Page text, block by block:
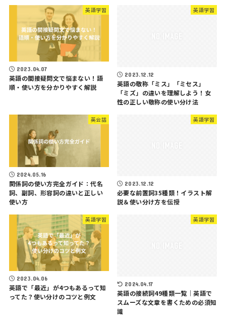
英語学習
2023.04.07
英語の間接疑問文で悩まない！語
順・使い方を分かりやすく解説
英語学習
2023.12.12
英語の敬称「ミス」「ミセス」
「ミズ」の違いを理解しよう！女
性の正しい敬称の使い分け法
英会話
2024.05.16
関係詞の使い方完全ガイド：代名
詞、副詞、形容詞の違いと正しい
使い方
英語学習
2023.12.12
必要な前置詞35種類！イラスト解
説＆使い分け方を伝授
英語学習
2023.04.06
英語で「最近」が4つもあるって知
ってた？使い分けのコツと例文
英語学習
2024.04.17
英語の接続詞49種類一覧｜英語で
スムーズな文章を書くための必須知
識